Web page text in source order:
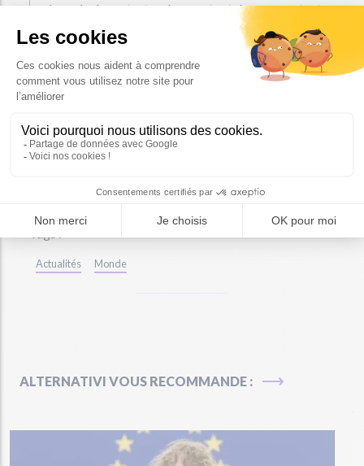
humain des catastrophes, surtout dans un contexte
où les changements climatiques intensifient la
fréquence des phénomènes météorologiques
extrêmes.
Pour en savoir plus : https://www.francetvinfo.fr/replay-
radio/le-monde-est-a-nous/etats-unis-les-catastrophes-
2023_6372337.html
Actualités Monde
ALTERNATIVI VOUS RECOMMANDE :